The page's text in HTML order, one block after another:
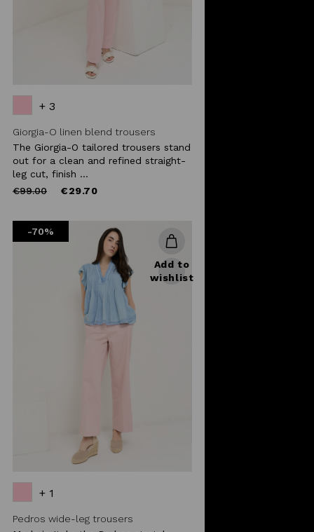
+ 3
Giorgia-O linen blend trousers
The Giorgia-O tailored trousers stand
out for a clean and refined straight-
leg cut, finish ...
Price
€99.00to €29.70
-70%
Add to
wishlist
+ 1
Pedros wide-leg trousers